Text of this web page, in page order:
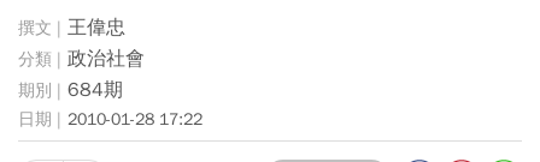
王偉忠
政治社會
684期
2010-01-28 17:22